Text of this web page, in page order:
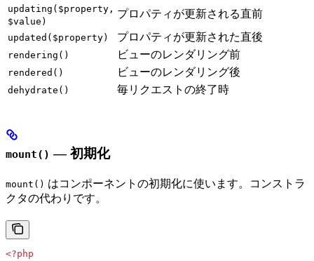
updating($property,
$value)
プロパティが更新される直前
updated($property) プロパティが更新された直後
rendering() ビューのレンダリング前
rendered() ビューのレンダリング後
dehydrate() 毎リクエストの終了時
mount() — 初期化
mount() はコンポーネントの初期化に使います。コンストラ
クタの代わりです。
<?php